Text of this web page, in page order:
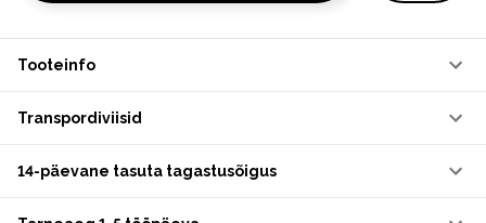
Tooteinfo
Transpordiviisid
14-päevane tasuta tagastusõigus